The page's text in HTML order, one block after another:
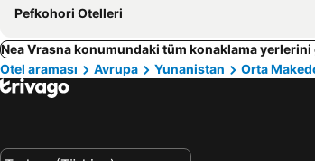
Pefkohori Otelleri
Nea Vrasna konumundaki tüm konaklama
Otel araması
Avrupa Yunanistan Orta